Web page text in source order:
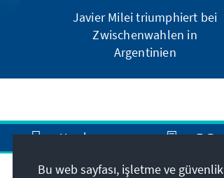
Javier Milei triumphiert bei
Zwischenwahlen in
Argentinien
Yazdır E-
Bu web sayfası, işletme ve